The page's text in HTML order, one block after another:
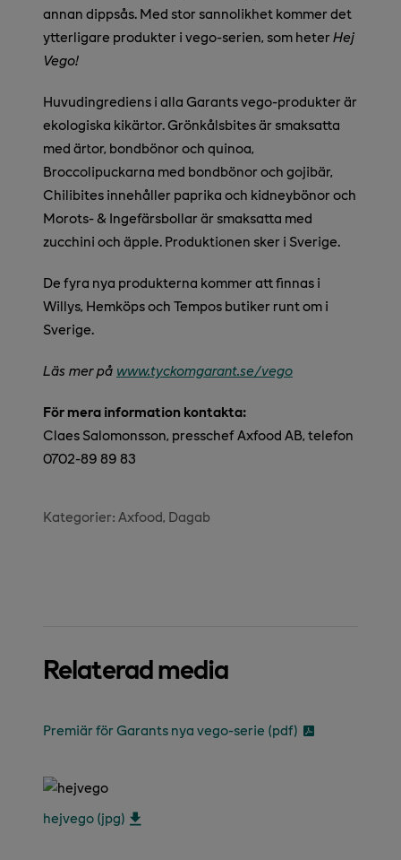
annan dippsås. Med stor sannolikhet kommer det
ytterligare produkter i vego-serien, som heter Hej
Vego!
Huvudingrediens i alla Garants vego-produkter är
ekologiska kikärtor. Grönkålsbites är smaksatta
med ärtor, bondbönor och quinoa,
Broccolipuckarna med bondbönor och gojibär,
Chilibites innehåller paprika och kidneybönor och
Morots- & Ingefärsbollar är smaksatta med
zucchini och äpple. Produktionen sker i Sverige.
De fyra nya produkterna kommer att finnas i
Willys, Hemköps och Tempos butiker runt om i
Sverige.
Läs mer på www.tyckomgarant.se/vego
För mera information kontakta:
Claes Salomonsson, presschef Axfood AB, telefon
0702-89 89 83
Kategorier: Axfood Dagab
Relaterad media
Premiär för Garants nya vego-serie (pdf)
hejvego (jpg)